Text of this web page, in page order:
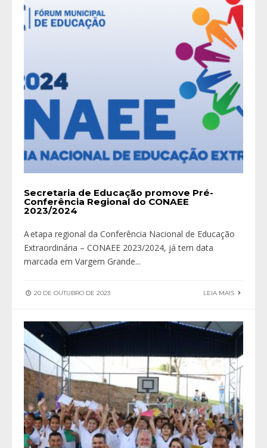
Secretaria de Educação promove Pré-
Conferência Regional do CONAEE
2023/2024
A etapa regional da Conferência Nacional de Educação
Extraordinária – CONAEE 2023/2024, já tem data
marcada em Vargem Grande...
20 DE OUTUBRO DE 2023 LEIA MAIS